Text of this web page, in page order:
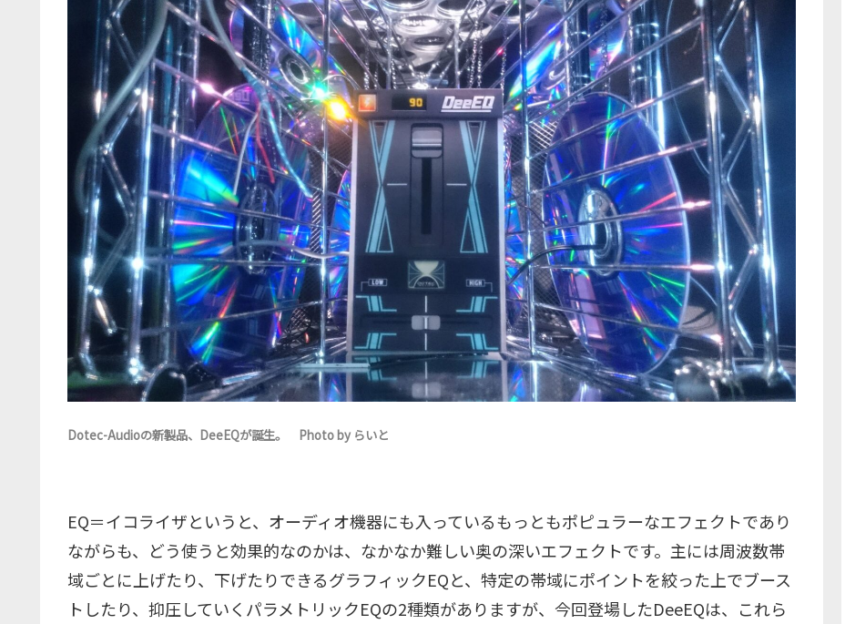
Dotec-Audioの新製品、DeeEQが誕生。 Photo by らいと
EQ＝イコライザというと、オーディオ機器にも入っているもっともポピュラーなエフェクトであり
ながらも、どう使うと効果的なのかは、なかなか難しい奥の深いエフェクトです。主には周波数帯
域ごとに上げたり、下げたりできるグラフィックEQと、特定の帯域にポイントを絞った上でブース
トしたり、抑圧していくパラメトリックEQの2種類がありますが、今回登場したDeeEQは、これら